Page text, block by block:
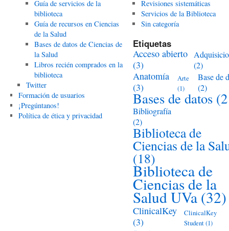
Guía de servicios de la
biblioteca
Guía de recursos en Ciencias
de la Salud
Bases de datos de Ciencias de
la Salud
Libros recién comprados en la
biblioteca
Twitter
Formación de usuarios
¡Pregúntanos!
Política de ética y privacidad
Revisiones sistemáticas
Servicios de la Biblioteca
Sin categoría
Etiquetas
Acceso abierto
(3)
(2)
Anatomía
(3)
Arte
(1)
Base de
(2)
Bases de datos
Bibliografía
(2)
Biblioteca de
Ciencias de la
(18)
Biblioteca de
Ciencias de la
Salud UVa (32)
ClinicalKey
(3)
ClinicalKey
Student(1)